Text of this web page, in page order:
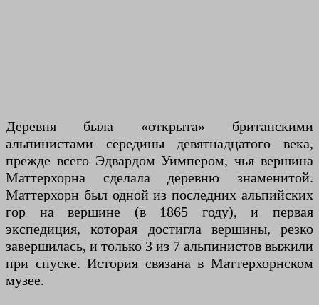
Деревня была «открыта» британскими
альпинистами середины девятнадцатого века,
прежде всего Эдвардом Уимпером, чья вершина
Маттерхорна сделала деревню знаменитой.
Маттерхорн был одной из последних альпийских
гор на вершине (в 1865 году), и первая
экспедиция, которая достигла вершины, резко
завершилась, и только 3 из 7 альпинистов выжили
при спуске. История связана в Маттерхорнском
музее.